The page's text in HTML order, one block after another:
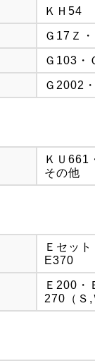
ＫＨ54
Ｇ17Ｚ
Ｇ103・
Ｇ2002
ＫＵ661
その他
Ｅセッ
E370
Ｅ200・
270（Ｓ